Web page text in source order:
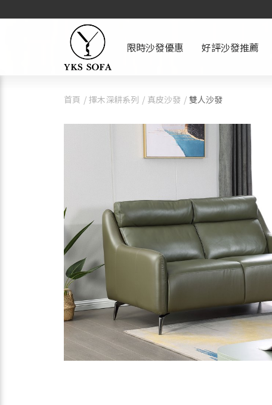
限時沙發優惠 好評沙發推薦
首頁 擇木深耕系列 真皮沙發 雙人沙發